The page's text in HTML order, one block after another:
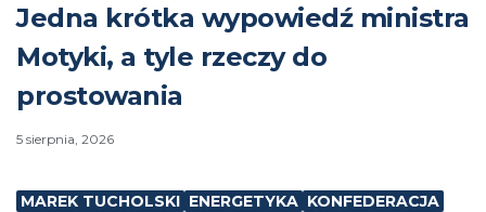
Jedna krótka wypowiedź ministra
Motyki, a tyle rzeczy do
prostowania
5 sierpnia, 2026
MAREK TUCHOLSKI ENERGETYKA KONFEDERACJA